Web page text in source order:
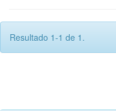
Resultado 1-1 de 1.